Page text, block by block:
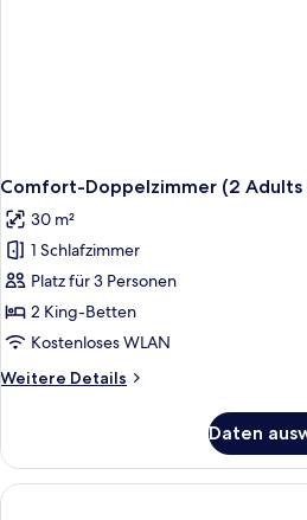
Comfort-Doppelzimmer (2 Adults
30 m²
1 Schlafzimmer
Platz für 3 Personen
2 King-Betten
Kostenloses WLAN
Weitere Details
Weitere
Doppelzimmer
(2
Adults
Daten